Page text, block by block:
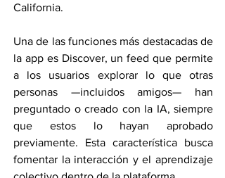
California.
Una de las funciones más destacadas de
la app es Discover, un feed que permite
a los usuarios explorar lo que otras
personas —incluidos amigos— han
preguntado o creado con la IA, siempre
que estos lo hayan aprobado
previamente. Esta característica busca
fomentar la interacción y el aprendizaje